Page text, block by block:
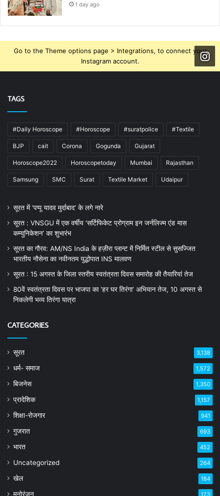
1 day ago
Go to the Theme options page > Integrations, to connect your
Instagram account.
TAGS
#Daily Horoscope #Horoscope #suratpolice #Textile
BJP cait Corona Gogunda Gujarat
Horoscope2022 Horoscopetoday Mumbai Rajasthan
Samsung SMC Surat Textile Market Udaipur
सूरत में ‘पप्पू यादव मुर्दाबाद’ के लगे नारे
सूरत : VNSGU में एक वर्षीय ‘सर्टिफिकेट प्रोग्राम इन जर्नलिज्म एंड मास
कम्युनिकेशन’ का शुभारंभ
सूरत का गौरव: AM/NS India के हज़ीरा प्लान्ट में निर्मित स्टील से सुसज्जित
भारतीय नौसेना का नवीनतम युद्धोपात INS मालवण
सूरत : 15 अगस्त के जिला स्तरीय स्वतंत्रता दिवस समारोह की तैयारियां तेज
80वें स्वतंत्रता दिवस पर भाजपा का ‘हर घर तिरंगा’ अभियान तेज, 10 अगस्त से
निकलेगी भव्य तिरंगा यात्रा
CATEGORIES
सूरत 3,138
धर्म- समाज 1,572
बिजनेस 1,350
प्रादेशिक 1,157
शिक्षा-रोजगार 941
गुजरात 693
भारत 452
Uncategorized 264
खेल 184
मनोरंजन 173